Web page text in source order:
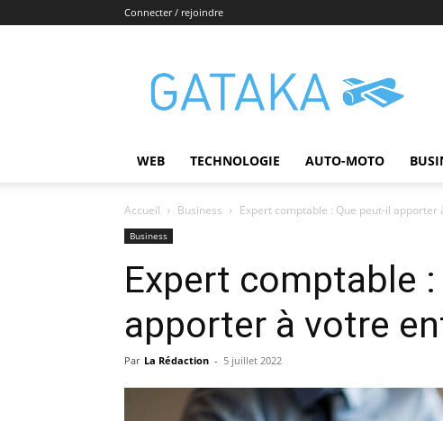
Connecter / rejoindre
WEB TECHNOLOGIE AUTO-MOTO
Accueil Business Expert comptable : Que peut-il apporter
Business
Expert comptable :
apporter à votre
Par La Rédaction - 5 juillet 2022